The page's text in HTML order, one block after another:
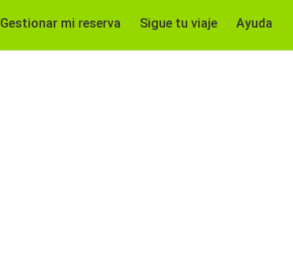
Gestionar mi reserva Sigue tu viaje Ayuda